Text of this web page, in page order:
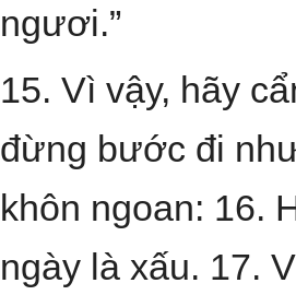
ngươi.”
15. Vì vậy, hãy
đừng bước đi
khôn ngoan: 16.
ngày là xấu. 17.